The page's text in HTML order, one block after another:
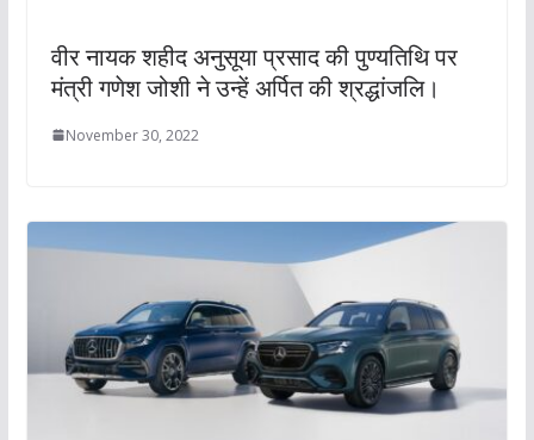
वीर नायक शहीद अनुसूया प्रसाद की पुण्यतिथि पर
मंत्री गणेश जोशी ने उन्हें अर्पित की श्रद्धांजलि।
November 30, 2022